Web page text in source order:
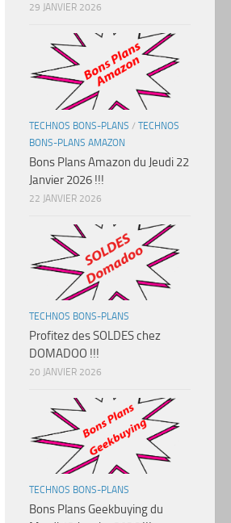
29 JANVIER 2026
TECHNOS BONS-PLANS / TECHNOS
BONS-PLANS AMAZON
Bons Plans Amazon du Jeudi 22
Janvier 2026 !!!
22 JANVIER 2026
TECHNOS BONS-PLANS
Profitez des SOLDES chez
DOMADOO !!!
20 JANVIER 2026
TECHNOS BONS-PLANS
Bons Plans Geekbuying du